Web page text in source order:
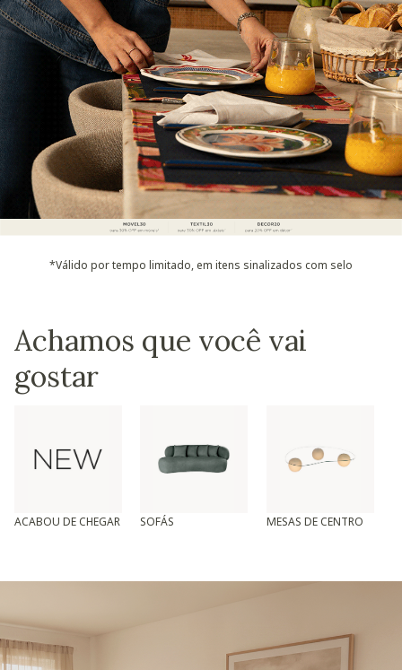
*Válido por tempo limitado, em itens sinalizados com selo
Achamos que você vai
gostar
ACABOU DE CHEGAR SOFÁS MESAS DE CENTRO